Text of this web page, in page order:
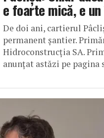
e foarte mică, e
De doi ani, cartierul
permanent șantier.
Hidroconstrucția SA.
anunțat astăzi pe pagina